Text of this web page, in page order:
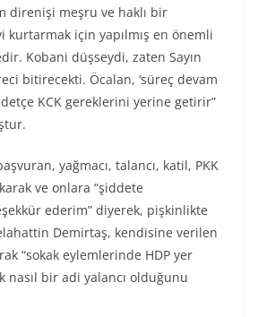
direnişi meşru ve haklı bir
kurtarmak için yapılmış en önemli
Kobani düşseydi, zaten Sayın
bitirecekti. Öcalan, ‘süreç devam
KCK gereklerini yerine getirir”
yağmacı, talancı, katil, PKK
ve onlara “şiddete
ederim” diyerek, pişkinlikte
Demirtaş, kendisine verilen
“sokak eylemlerinde HDP yer
nasıl bir adi yalancı olduğunu